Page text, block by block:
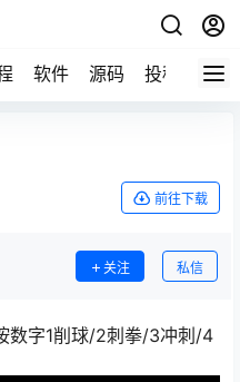
软件 源码 投稿 关于
前往下载
关注 私信
数字1削球/2刺拳/3冲刺/4